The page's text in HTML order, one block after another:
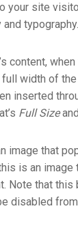
your site
typography.
content,
width of
inserted
Full Size
image that
is an image
Note that this
disabled